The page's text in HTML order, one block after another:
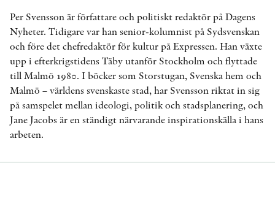
Per Svensson är författare och politiskt redaktör på Dagens
Nyheter. Tidigare var han senior-kolumnist på Sydsvenskan
och före det chefredaktör för kultur på Expressen. Han växte
upp i efterkrigstidens Täby utanför Stockholm och flyttade
till Malmö 1980. I böcker som Storstugan, Svenska hem och
Malmö – världens svenskaste stad, har Svensson riktat in sig
på samspelet mellan ideologi, politik och stadsplanering, och
Jane Jacobs är en ständigt närvarande inspirationskälla i hans
arbeten.